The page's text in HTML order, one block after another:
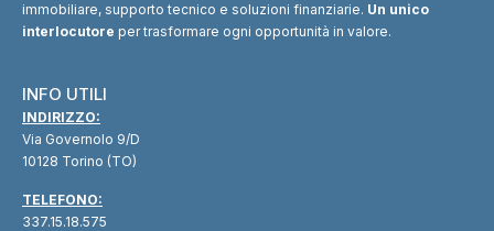
immobiliare, supporto tecnico e soluzioni finanziarie. Un unico
interlocutore per trasformare ogni opportunità in valore.
INFO UTILI
INDIRIZZO:
Via Governolo 9/D
10128 Torino (TO)
TELEFONO:
337.15.18.575